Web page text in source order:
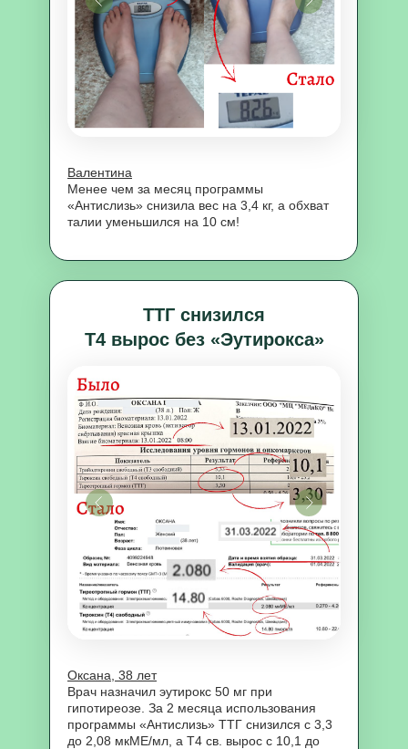
Валентина
Менее чем за месяц программы
«Антислизь» снизила вес на 3,4 кг, а обхват
талии уменьшился на 10 см!
Оксана, 38 лет
Врач назначил эутирокс 50 мг при
гипотиреозе. За 2 месяца использования
программы «Антислизь» ТТГ снизился с 3,3
до 2,08 мкМЕ/мл, а Т4 св. вырос с 10,1 до
ТТГ снизился
Т4 вырос без «Эутирокса»